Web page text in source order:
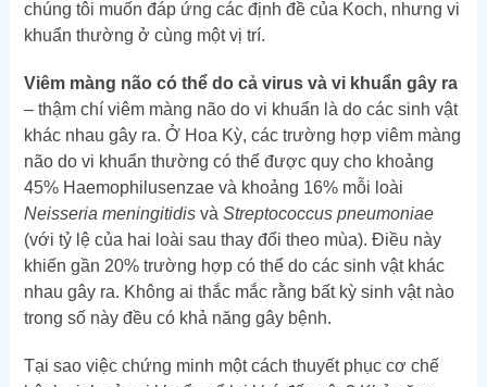
chúng tôi muốn đáp ứng các định đề của Koch, nhưng vi
khuẩn thường ở cùng một vị trí.
Viêm màng não có thể do cả virus và vi khuẩn gây ra
– thậm chí viêm màng não do vi khuẩn là do các sinh vật
khác nhau gây ra. Ở Hoa Kỳ, các trường hợp viêm màng
não do vi khuẩn thường có thể được quy cho khoảng
45% Haemophilusenzae và khoảng 16% mỗi loài
Neisseria meningitidisvà Streptococcus pneumoniae
(với tỷ lệ của hai loài sau thay đổi theo mùa). Điều này
khiến gần 20% trường hợp có thể do các sinh vật khác
nhau gây ra. Không ai thắc mắc rằng bất kỳ sinh vật nào
trong số này đều có khả năng gây bệnh.
Tại sao việc chứng minh một cách thuyết phục cơ chế